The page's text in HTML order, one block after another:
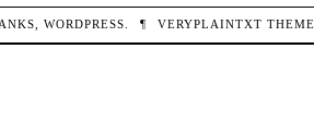
WORDPRESS ¶ VERYPLAINTXT